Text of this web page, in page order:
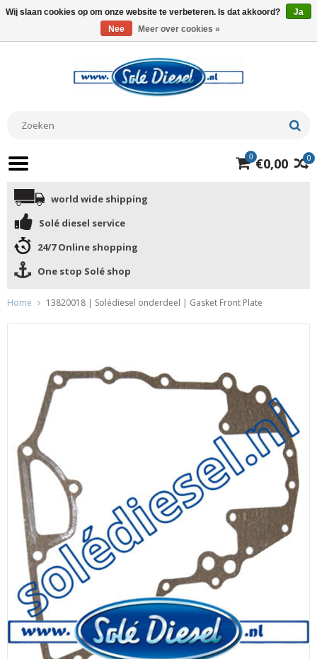
0
0 €0,00
world wide shipping
Solé diesel service
24/7 Online shopping
One stop Solé shop
Home 13820018 | Solédiesel onderdeel | Gasket Front Plate
Wij slaan cookies op om onze website te verbeteren. Is dat akkoord?
Ja
Nee
Meer over cookies »